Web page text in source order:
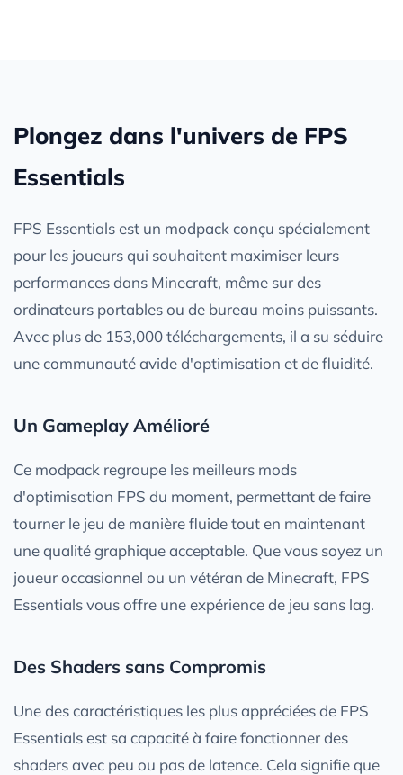
Plongez dans l'univers de FPS
Essentials
FPS Essentials est un modpack conçu spécialement
pour les joueurs qui souhaitent maximiser leurs
performances dans Minecraft, même sur des
ordinateurs portables ou de bureau moins puissants.
Avec plus de 153,000 téléchargements, il a su séduire
une communauté avide d'optimisation et de fluidité.
Un Gameplay Amélioré
Ce modpack regroupe les meilleurs mods
d'optimisation FPS du moment, permettant de faire
tourner le jeu de manière fluide tout en maintenant
une qualité graphique acceptable. Que vous soyez un
joueur occasionnel ou un vétéran de Minecraft, FPS
Essentials vous offre une expérience de jeu sans lag.
Des Shaders sans Compromis
Une des caractéristiques les plus appréciées de FPS
Essentials est sa capacité à faire fonctionner des
shaders avec peu ou pas de latence. Cela signifie que